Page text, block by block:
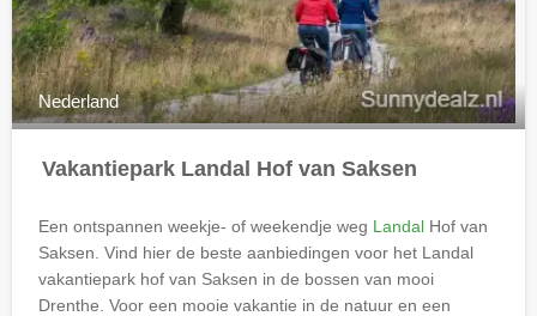
Nederland
Vakantiepark Landal Hof van Saksen
Een ontspannen weekje- of weekendje weg Landal Hof van
Saksen. Vind hier de beste aanbiedingen voor het Landal
vakantiepark hof van Saksen in de bossen van mooi
Drenthe. Voor een mooie vakantie in de natuur en een